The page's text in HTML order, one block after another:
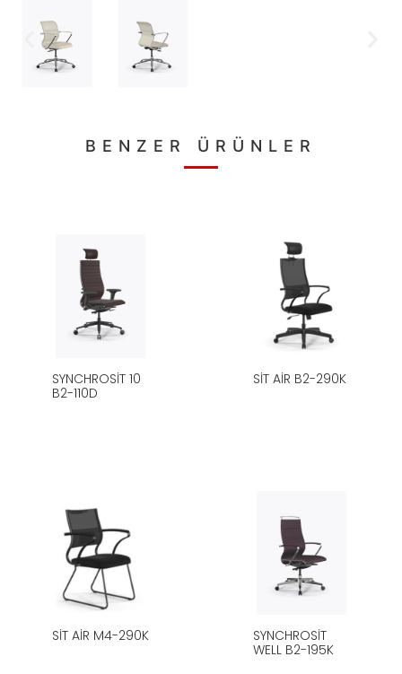
BENZER ÜRÜNLER
SYNCHROSIT 10
B2-110D
SIT AIR B2-290K
SIT AIR M4-290K
SYNCHROSIT
WELL B2-195K